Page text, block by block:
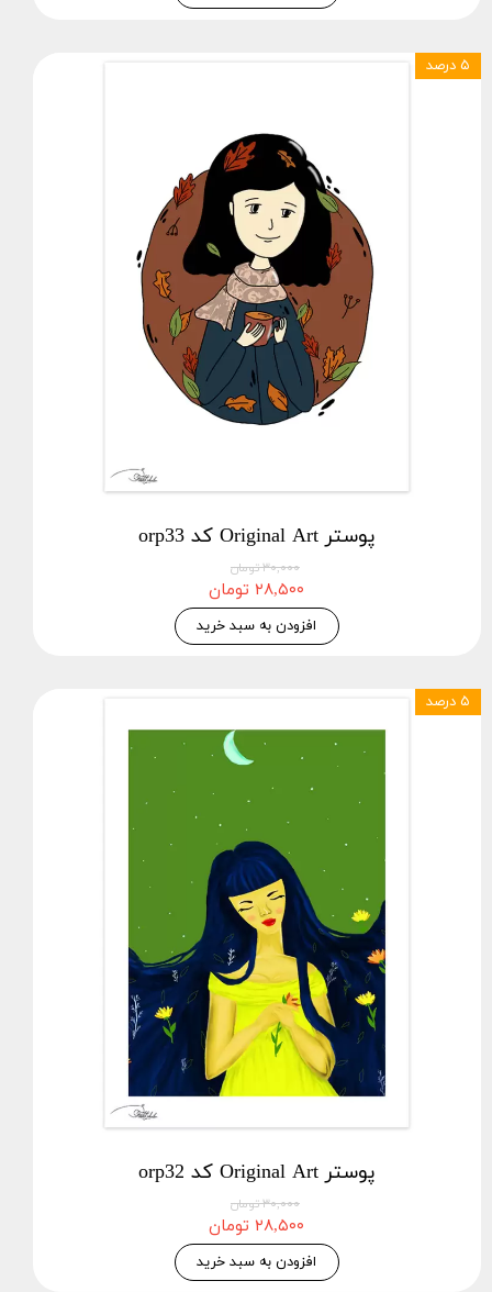
پوستر Original Art کد orp33
۳۰,۰۰۰ تومان
۲۸,۵۰۰ تومان
افزودن به سبد خرید
۵ درصد
پوستر Original Art کد orp32
۳۰,۰۰۰ تومان
۲۸,۵۰۰ تومان
افزودن به سبد خرید
۵ درصد